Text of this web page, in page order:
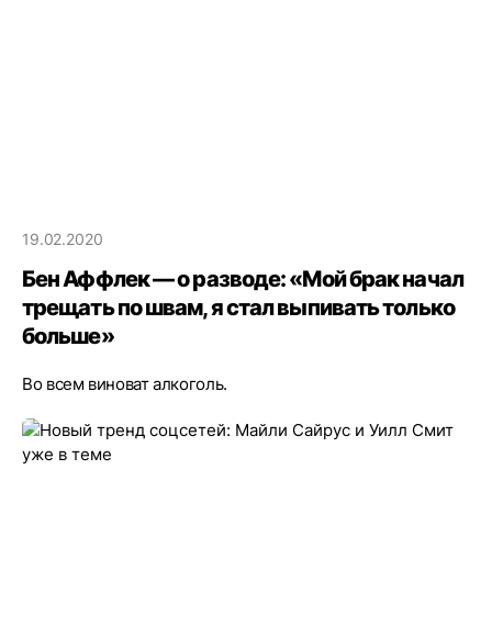
19.02.2020
Бен Аффлек — о разводе: «Мой брак начал
трещать по швам, я стал выпивать только
больше»
Во всем виноват алкоголь.